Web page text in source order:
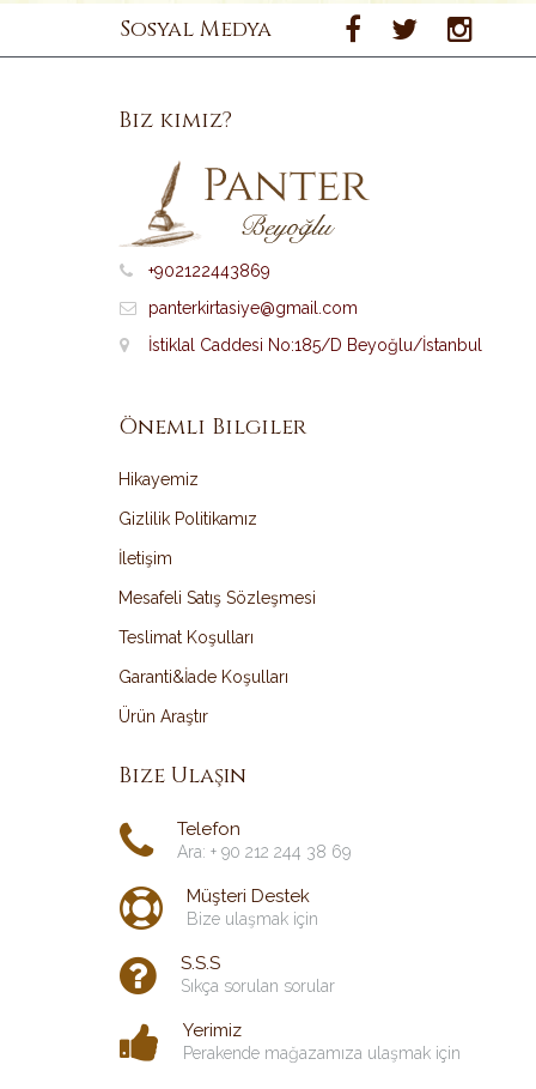
Sosyal Medya
Biz kimiz?
+902122443869
panterkirtasiye@gmail.com
İstiklal Caddesi No:185/D Beyoğlu/İstanbul
Önemli Bilgiler
Hikayemiz
Gizlilik Politikamız
İletişim
Mesafeli Satış Sözleşmesi
Teslimat Koşulları
Garanti&İade Koşulları
Ürün Araştır
Bize Ulaşın
Telefon
Ara: + 90 212 244 38 69
Müşteri Destek
Bize ulaşmak için
S.S.S
Sıkça sorulan sorular
Yerimiz
Perakende mağazamıza ulaşmak için